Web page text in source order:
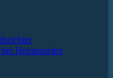
Heimspielen